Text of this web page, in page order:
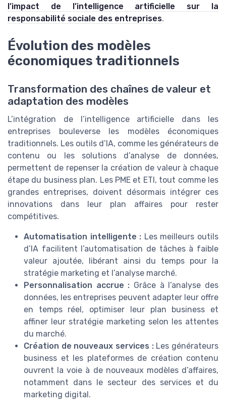
l’impact de l’intelligence artificielle sur la
responsabilité sociale des entreprises.
Évolution des modèles
économiques traditionnels
Transformation des chaînes de valeur et
adaptation des modèles
L’intégration de l’intelligence artificielle dans les
entreprises bouleverse les modèles économiques
traditionnels. Les outils d’IA, comme les générateurs de
contenu ou les solutions d’analyse de données,
permettent de repenser la création de valeur à chaque
étape du business plan. Les PME et ETI, tout comme les
grandes entreprises, doivent désormais intégrer ces
innovations dans leur plan affaires pour rester
compétitives.
Automatisation intelligente : Les meilleurs outils
d’IA facilitent l’automatisation de tâches à faible
valeur ajoutée, libérant ainsi du temps pour la
stratégie marketing et l’analyse marché.
Personnalisation accrue : Grâce à l’analyse des
données, les entreprises peuvent adapter leur offre
en temps réel, optimiser leur plan business et
affiner leur stratégie marketing selon les attentes
du marché.
Création de nouveaux services :Les générateurs
business et les plateformes de création contenu
ouvrent la voie à de nouveaux modèles d’affaires,
notamment dans le secteur des services et du
marketing digital.